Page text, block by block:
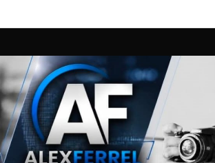
antirrábica y desparasitación en la